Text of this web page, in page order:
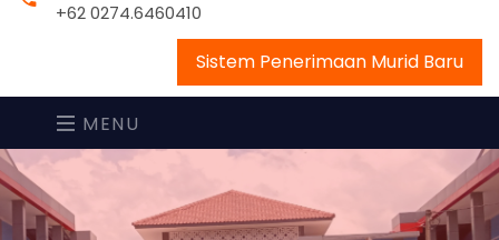
+62 0274.6460410
Sistem Penerimaan Murid Baru
MENU